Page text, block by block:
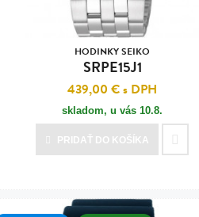
HODINKY SEIKO
SRPE15J1
439,00 €s DPH
skladom, u vás 10.8.
PRIDAŤ DO KOŠÍKA